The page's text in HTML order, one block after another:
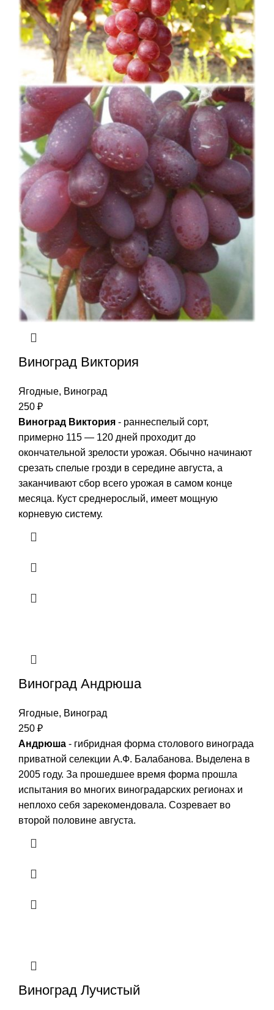
Виноград Виктория
Ягодные, Виноград
250 ₽
Виноград Виктория - раннеспелый сорт,
примерно 115 — 120 дней проходит до
окончательной зрелости урожая. Обычно начинают
срезать спелые грозди в середине августа, а
заканчивают сбор всего урожая в самом конце
месяца. Куст среднерослый, имеет мощную
корневую систему.
Виноград Андрюша
Ягодные, Виноград
250 ₽
Андрюша - гибридная форма столового винограда
приватной селекции А.Ф. Балабанова. Выделена в
2005 году. За прошедшее время форма прошла
испытания во многих виноградарских регионах и
неплохо себя зарекомендовала. Созревает во
второй половине августа.
Виноград Лучистый